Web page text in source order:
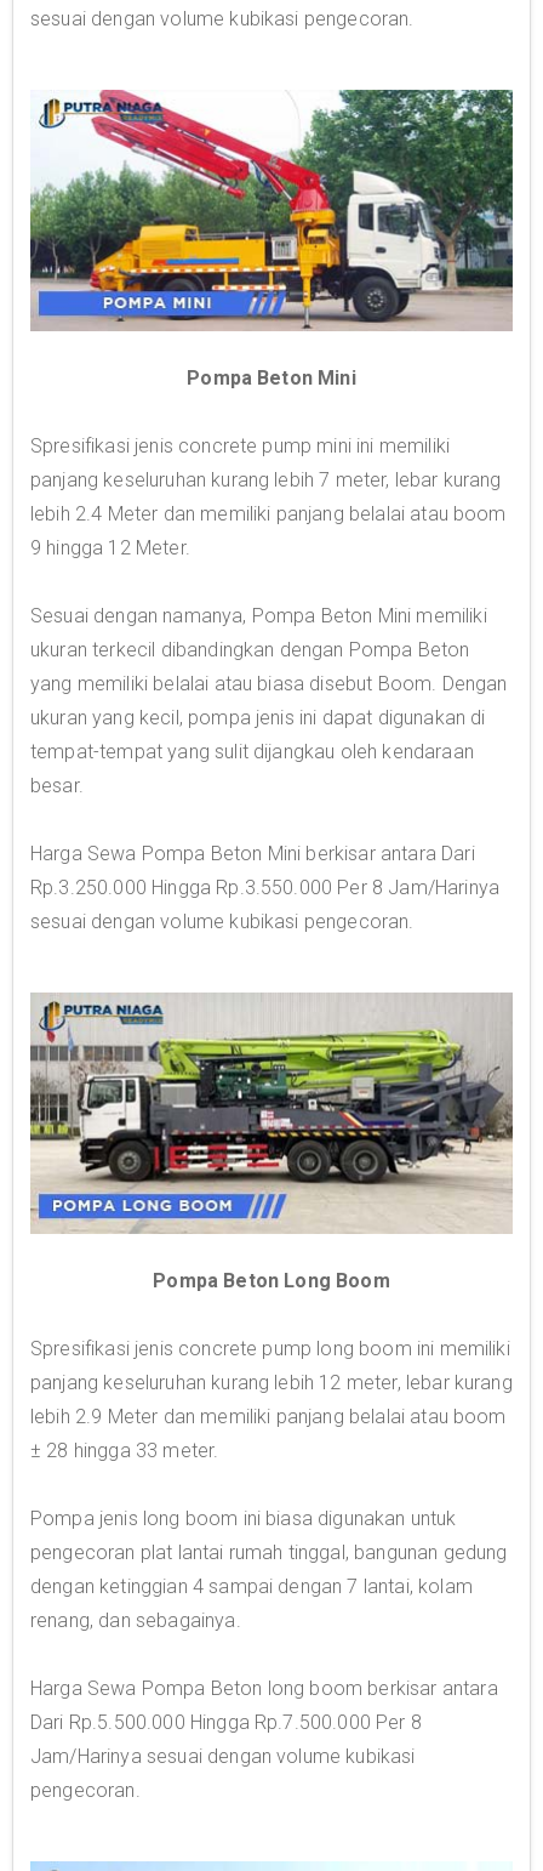
sesuai dengan volume kubikasi pengecoran.
Pompa Beton Mini
Spresifikasi jenis concrete pump mini ini memiliki
panjang keseluruhan kurang lebih 7 meter, lebar kurang
lebih 2.4 Meter dan memiliki panjang belalai atau boom
9 hingga 12 Meter.
Sesuai dengan namanya, Pompa Beton Mini memiliki
ukuran terkecil dibandingkan dengan Pompa Beton
yang memiliki belalai atau biasa disebut Boom. Dengan
ukuran yang kecil, pompa jenis ini dapat digunakan di
tempat-tempat yang sulit dijangkau oleh kendaraan
besar.
Harga Sewa Pompa Beton Mini berkisar antara Dari
Rp.3.250.000 Hingga Rp.3.550.000 Per 8 Jam/Harinya
sesuai dengan volume kubikasi pengecoran.
Pompa Beton Long Boom
Spresifikasi jenis concrete pump long boom ini memiliki
panjang keseluruhan kurang lebih 12 meter, lebar kurang
lebih 2.9 Meter dan memiliki panjang belalai atau boom
± 28 hingga 33 meter.
Pompa jenis long boom ini biasa digunakan untuk
pengecoran plat lantai rumah tinggal, bangunan gedung
dengan ketinggian 4 sampai dengan 7 lantai, kolam
renang, dan sebagainya.
Harga Sewa Pompa Beton long boom berkisar antara
Dari Rp.5.500.000 Hingga Rp.7.500.000 Per 8
Jam/Harinya sesuai dengan volume kubikasi
pengecoran.